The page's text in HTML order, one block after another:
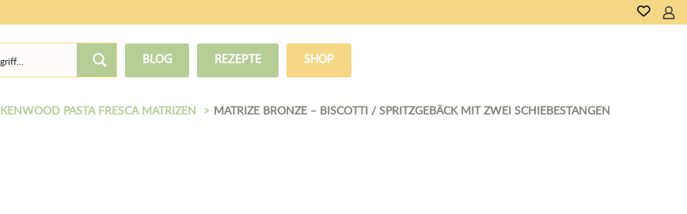
BLOG REZEPTE SHOP
KENWOOD PASTA FRESCA MATRIZEN MATRIZE BRONZE – BISCOTTI / SPRITZGEBÄCK MIT ZWEI SCHIEBESTANGEN